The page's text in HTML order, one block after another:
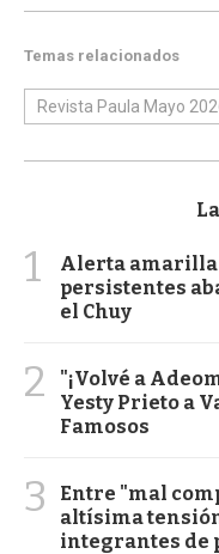
Temas relacionados
Revista Paula Mayo
1
Alerta amarilla
persistentes
el Chuy
2
"¡Volvé a
Yesty Prieto a
Famosos
3
Entre "mal
altísima
integrantes de